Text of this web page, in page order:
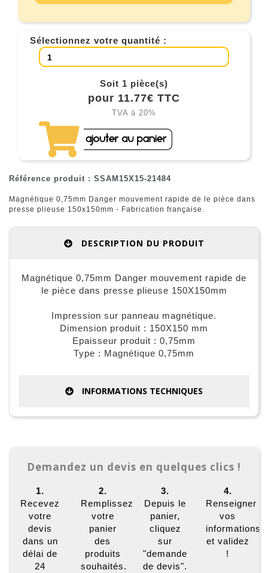
Sélectionnez votre quantité :
Soit 1 pièce(s)
pour 11.77€ TTC
TVA à 20%
Référence produit : SSAM15X15-21484
Magnétique 0,75mm Danger mouvement rapide de le pièce dans
presse plieuse 150x150mm - Fabrication française.
DESCRIPTION DU PRODUIT
Magnétique 0,75mm Danger mouvement rapide de
le pièce dans presse plieuse 150X150mm
Impression sur panneau magnétique.
Dimension produit : 150X150 mm
Epaisseur produit : 0,75mm
Type : Magnétique 0,75mm
INFORMATIONS TECHNIQUES
Demandez un devis en quelques clics !
1.
Recevez
votre
devis
dans un
délai de
24
2.
Remplissez
votre
panier
des
produits
souhaités.
3.
Depuis le
panier,
cliquez
sur
"demande
de devis".
4.
Renseigner
vos
informations
et validez
!